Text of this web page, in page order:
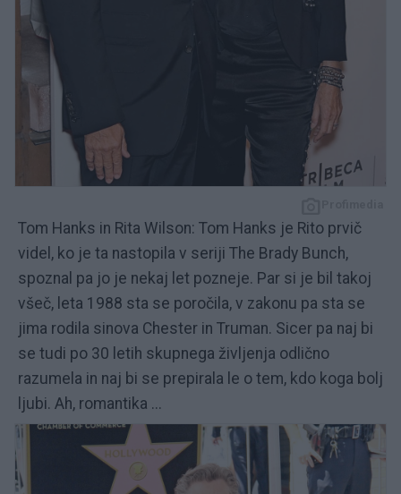
Tom Hanks in Rita Wilson: Tom Hanks je Rito prvič
videl, ko je ta nastopila v seriji The Brady Bunch,
spoznal pa jo je nekaj let pozneje. Par si je bil takoj
všeč, leta 1988 sta se poročila, v zakonu pa sta se
jima rodila sinova Chester in Truman. Sicer pa naj bi
se tudi po 30 letih skupnega življenja odlično
razumela in naj bi se prepirala le o tem, kdo koga bolj
ljubi. Ah, romantika ...